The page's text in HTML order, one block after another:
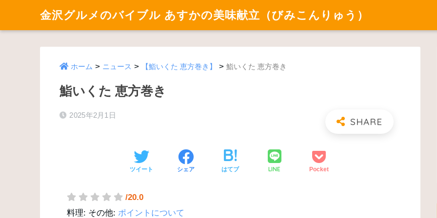
金沢グルメのバイブル あすかの美味献立（びみこんりゅう）
ホーム > ニュース > 【鮨いくた 恵方巻き】 > 鮨いくた 恵方巻き
鮨いくた 恵方巻き
2025年2月1日
ツイート シェア はてブ LINE Pocket
/20.0
料理: その他: ポイントについて